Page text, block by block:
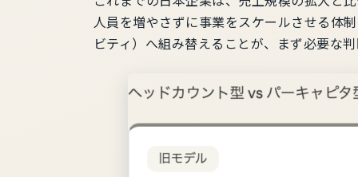
人員を増やさずに事業をスケールさせる体
ビティ）へ組み替えることが、まず必要な